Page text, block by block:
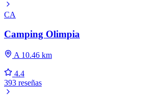
CA
Camping Olimpia
A 10.46 km
4.4
393 reseñas